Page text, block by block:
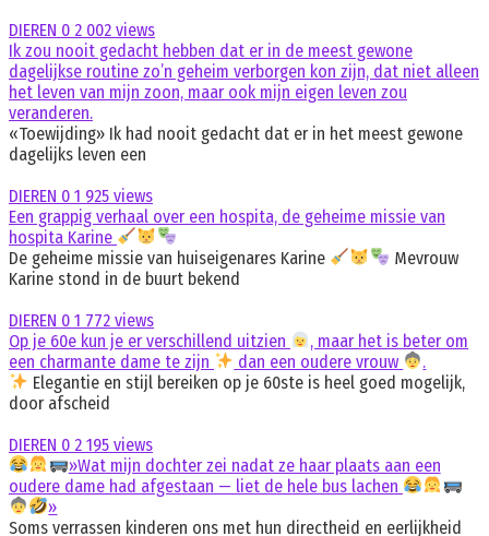
DIEREN 0 2 002 views
Ik zou nooit gedacht hebben dat er in de meest gewone
dagelijkse routine zo’n geheim verborgen kon zijn, dat niet alleen
het leven van mijn zoon, maar ook mijn eigen leven zou
veranderen.
«Toewijding» Ik had nooit gedacht dat er in het meest gewone
dagelijks leven een
DIEREN 0 1 925 views
Een grappig verhaal over een hospita, de geheime missie van
hospita Karine
De geheime missie van huiseigenares Karine
Mevrouw
Karine stond in de buurt bekend
DIEREN 0 1 772 views
Op je 60e kun je er verschillend uitzien
, maar het is beter om
een charmante dame te zijn
dan een oudere vrouw
.
Elegantie en stijl bereiken op je 60ste is heel goed mogelijk,
door afscheid
DIEREN 0 2 195 views
»Wat mijn dochter zei nadat ze haar plaats aan een
oudere dame had afgestaan — liet de hele bus lachen
»
Soms verrassen kinderen ons met hun directheid en eerlijkheid